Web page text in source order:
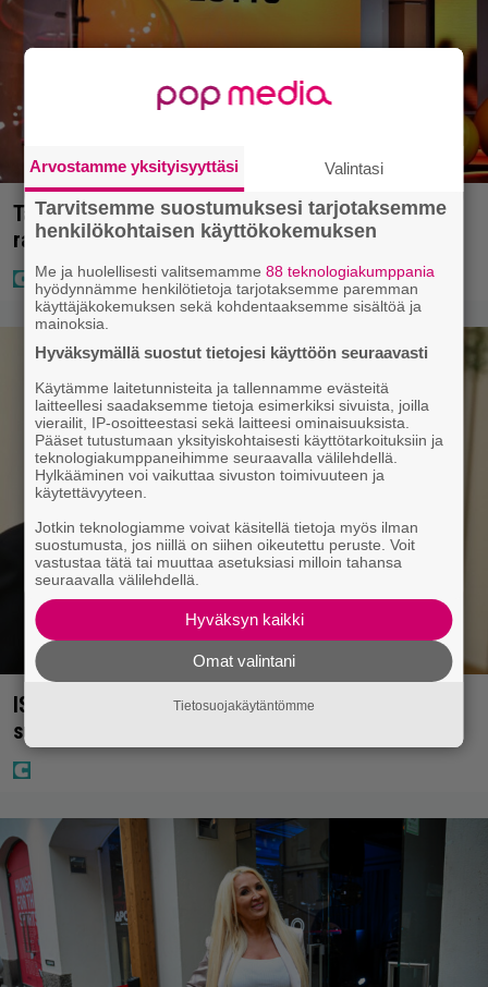
Täällä pelattiin lauantain Loton ja Jokerin isot
rahat – Tokmannilla, ABC:lla, netissä…
IS: Hjalliksen ja Jasminen häissä suomalainen
supertähti
Arvostamme yksityisyyttäsi Valintasi
Tarvitsemme suostumuksesi tarjotaksemme
henkilökohtaisen käyttökokemuksen
Me ja huolellisesti valitsemamme88 teknologiakumppania
hyödynnämme henkilötietoja tarjotaksemme paremman
käyttäjäkokemuksen sekä kohdentaaksemme sisältöä ja
mainoksia.
Hyväksymällä suostut tietojesi käyttöön seuraavasti
Käytämme laitetunnisteita ja tallennamme evästeitä
laitteellesi saadaksemme tietoja esimerkiksi sivuista, joilla
vierailit, IP-osoitteestasi sekä laitteesi ominaisuuksista.
Pääset tutustumaan yksityiskohtaisesti käyttötarkoituksiin ja
teknologiakumppaneihimme seuraavalla välilehdellä.
Hylkääminen voi vaikuttaa sivuston toimivuuteen ja
käytettävyyteen.
Jotkin teknologiamme voivat käsitellä tietoja myös ilman
suostumusta, jos niillä on siihen oikeutettu peruste. Voit
vastustaa tätä tai muuttaa asetuksiasi milloin tahansa
seuraavalla välilehdellä.
Hyväksyn kaikki
Omat valintani
Tietosuojakäytäntömme